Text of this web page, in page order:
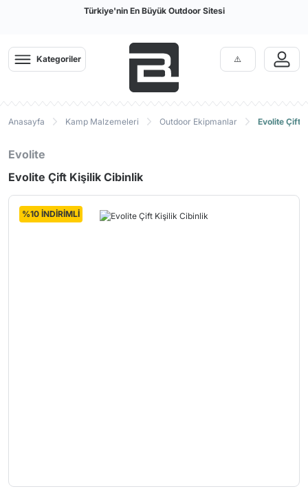
Türkiye'nin En Büyük Outdoor Sitesi
Kategoriler
Anasayfa Kamp Malzemeleri Outdoor Ekipmanlar Evolite Çift
Evolite
Evolite Çift Kişilik Cibinlik
%10 İNDİRİMLİ